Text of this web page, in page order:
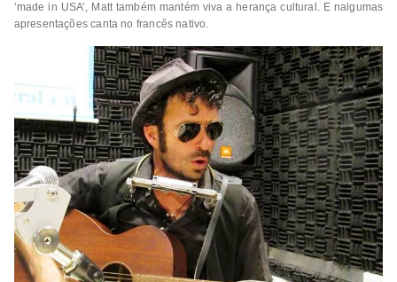
‘made in USA’, Matt também mantém viva a herança cultural. E nalgumas
apresentações canta no francês nativo.